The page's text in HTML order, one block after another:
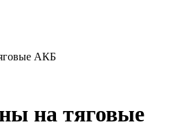
АКБ
на тяговые